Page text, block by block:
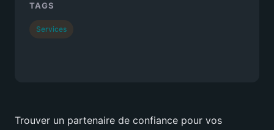
Trouver un partenaire de confiance pour vos
TAGS
Services